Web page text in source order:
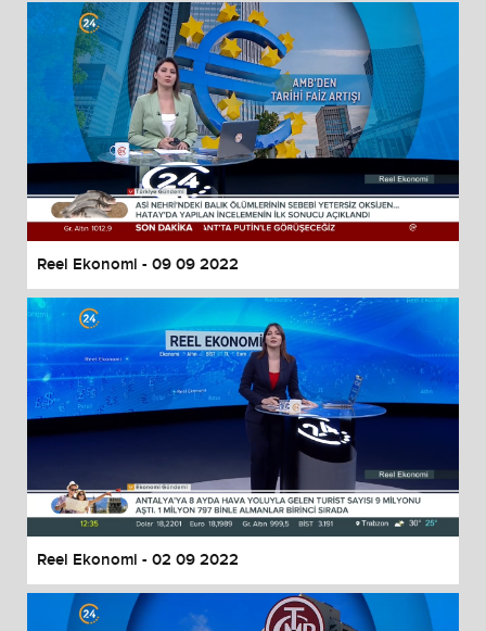
Reel Ekonomi - 09 09 2022
Reel Ekonomi - 02 09 2022